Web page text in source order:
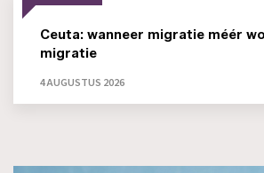
Ceuta: wanneer migratie méér
migratie
4 AUGUSTUS 2026